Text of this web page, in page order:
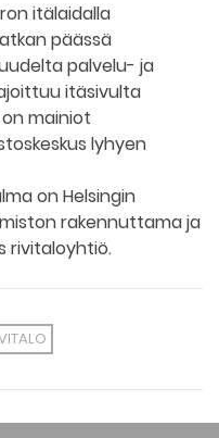
itälaidalla
päässä
palvelu- ja
itäsivulta
mainiot
lyhyen
on Helsingin
rakennuttama ja
rivitaloyhtiö.